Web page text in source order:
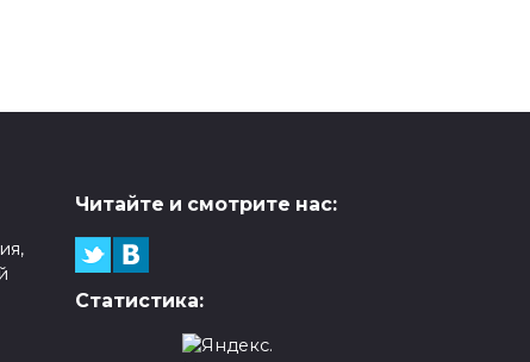
Читайте и смотрите нас:
Статистика: